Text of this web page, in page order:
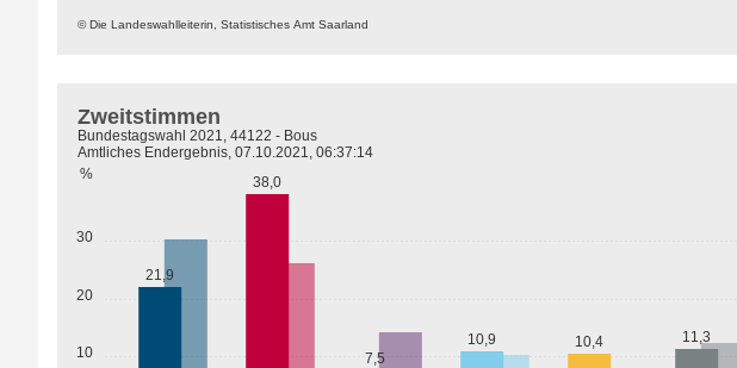
© Die Landeswahlleiterin, Statistisches Amt Saarland
10
20
30
%
21,9
38,0
7,5
10,9 10,4 11,3
Zweitstimmen
Bundestagswahl 2021, 44122 - Bous
Amtliches Endergebnis, 07.10.2021, 06:37:14